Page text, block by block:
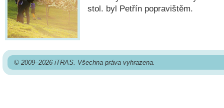
stol. byl Petřín popravištěm.
© 2009–2026 iTRAS. Všechna práva vyhrazena.